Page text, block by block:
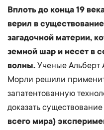
Вплоть до конца 19
верил в
загадочной материи,
земной шар и несет в
волны. Ученые Альберт
Морли решили
запатентованную
доказать
всего мира)